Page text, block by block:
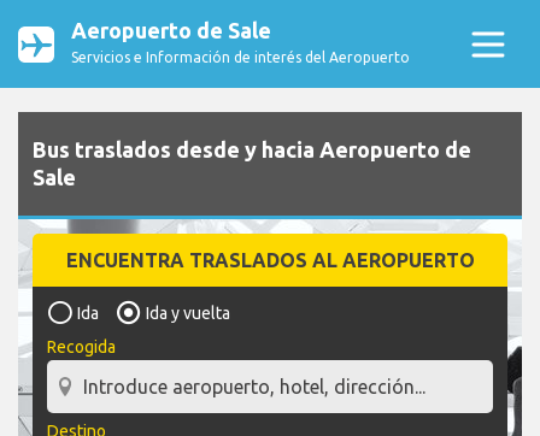
Aeropuerto de Sale
Servicios e Información de interés del Aeropuerto
Bus traslados desde y hacia Aeropuerto de
Sale
ENCUENTRA TRASLADOS AL AEROPUERTO
Ida
Ida y vuelta
Recogida
Destino